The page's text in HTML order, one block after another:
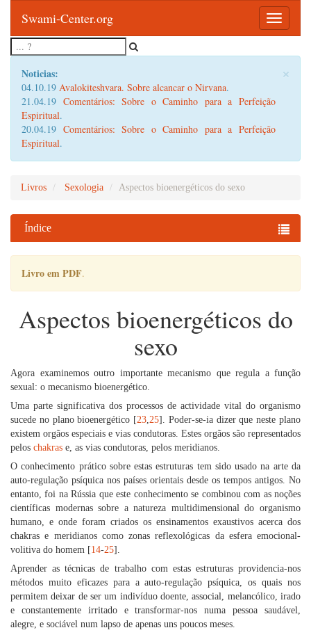
Toggle
Swami-Center.org
×
Noticias:
04.10.19 Avalokiteshvara. Sobre alcancar o Nirvana.
21.04.19 Comentários: Sobre o Caminho para a Perfeição
Espiritual.
20.04.19 Comentários: Sobre o Caminho para a Perfeição
Espiritual.
Livros Sexologia Aspectos bioenergéticos do sexo
Índice
Livro em PDF.
Aspectos bioenergéticos do
sexo
Agora examinemos outro importante mecanismo que regula a função
sexual: o mecanismo bioenergético.
Uma parte significativa dos processos de actividade vital do organismo
sucede no plano bioenergético [23,25]. Poder-se-ia dizer que neste plano
existem orgãos especiais e vias condutoras. Estes orgãos são representados
pelos chakras e, as vias condutoras, pelos meridianos.
O conhecimento prático sobre estas estruturas tem sido usado na arte da
auto-regulação psíquica nos países orientais desde os tempos antigos. No
entanto, foi na Rússia que este conhecimento se combinou com as noções
científicas modernas sobre a natureza multidimensional do organismo
humano, e onde foram criados os ensinamentos exaustivos acerca dos
chakras e meridianos como zonas reflexológicas da esfera emocional-
volitiva do homem [14-25].
Aprender as técnicas de trabalho com estas estruturas providencia-nos
métodos muito eficazes para a auto-regulação psíquica, os quais nos
permitem deixar de ser um indivíduo doente, associal, melancólico, irado
e constantemente irritado e transformar-nos numa pessoa saudável,
alegre, e sociável num lapso de apenas uns poucos meses.